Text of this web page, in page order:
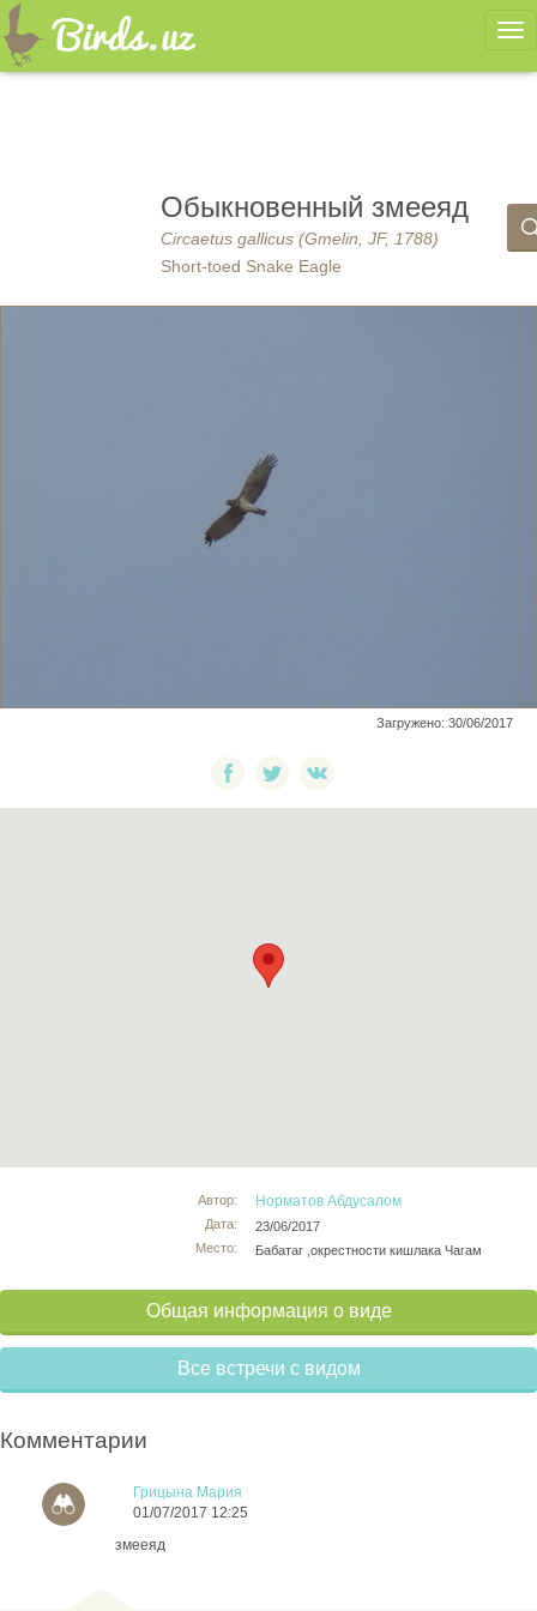
Обыкновенный змееяд
Circaetus gallicus (Gmelin, JF, 1788)
Short-toed Snake Eagle
Загружено: 30/06/2017
Автор:
Дата:
Место:
Норматов Абдусалом
23/06/2017
Бабатаг ,окрестности кишлака Чагам
Общая информация о виде
Все встречи с видом
Комментарии
Грицына Мария
01/07/2017 12:25
змееяд